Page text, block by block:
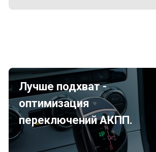
Лучше подхват -
оптимизация
переключений АКПП.